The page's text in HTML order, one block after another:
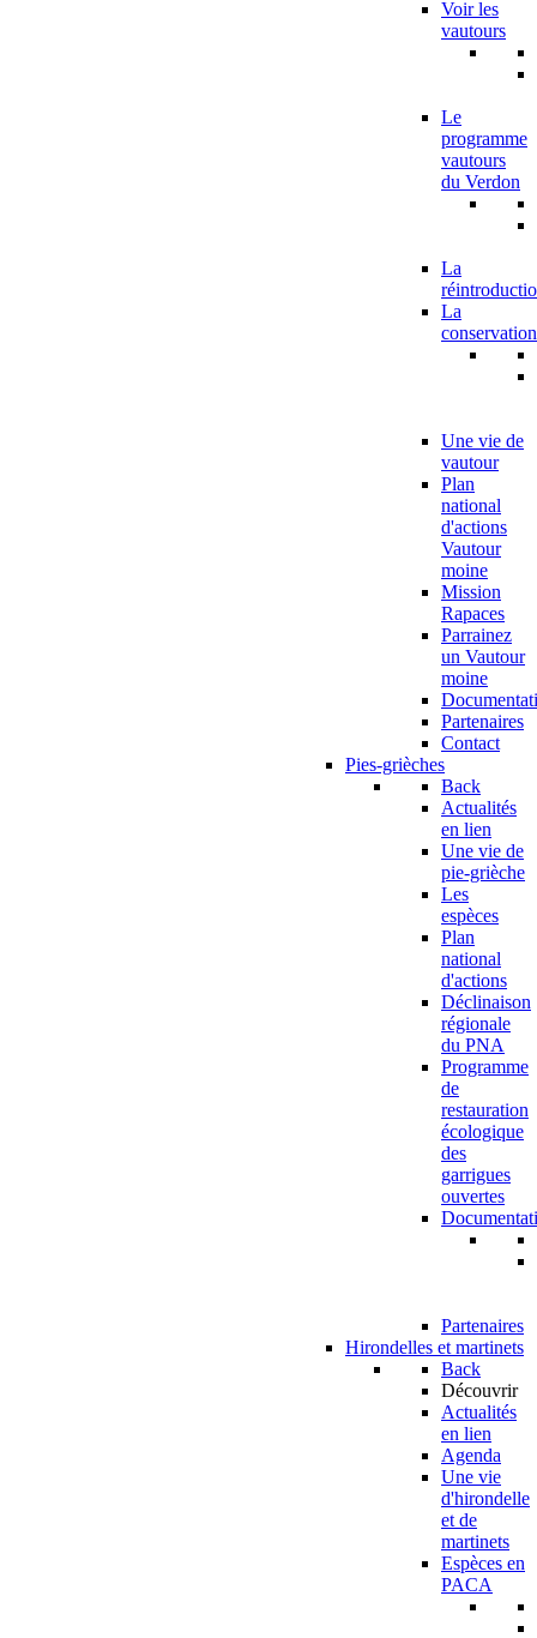
Voir les
vautours
Le
programme
vautours
du Verdon
La
La
conservation
Une vie de
vautour
Plan
national
d'actions
Vautour
moine
Mission
Rapaces
Parrainez
un Vautour
moine
Partenaires
Contact
Pies-grièches
Back
Actualités
en lien
Une vie de
pie-grièche
Les
espèces
Plan
national
d'actions
Déclinaison
régionale
du PNA
Programme
de
restauration
écologique
des
garrigues
ouvertes
Partenaires
Hirondelles et martinets
Back
Découvrir
Actualités
en lien
Agenda
Une vie
d'hirondelle
et de
martinets
Espèces en
PACA